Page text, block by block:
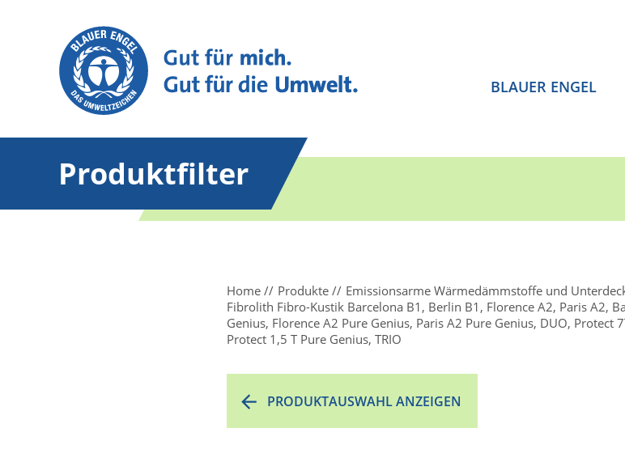
BLAUER ENGEL
Produktfilter
Home Produkte
Emissionsarme Wärmedämmstoffe und
Fibrolith Fibro-Kustik Barcelona B1, Berlin B1, Florence A2, Paris A2,
Genius, Florence A2 Pure Genius, Paris A2 Pure Genius, DUO, Protect
Protect 1,5 T Pure Genius, TRIO
PRODUKTAUSWAHL ANZEIGEN